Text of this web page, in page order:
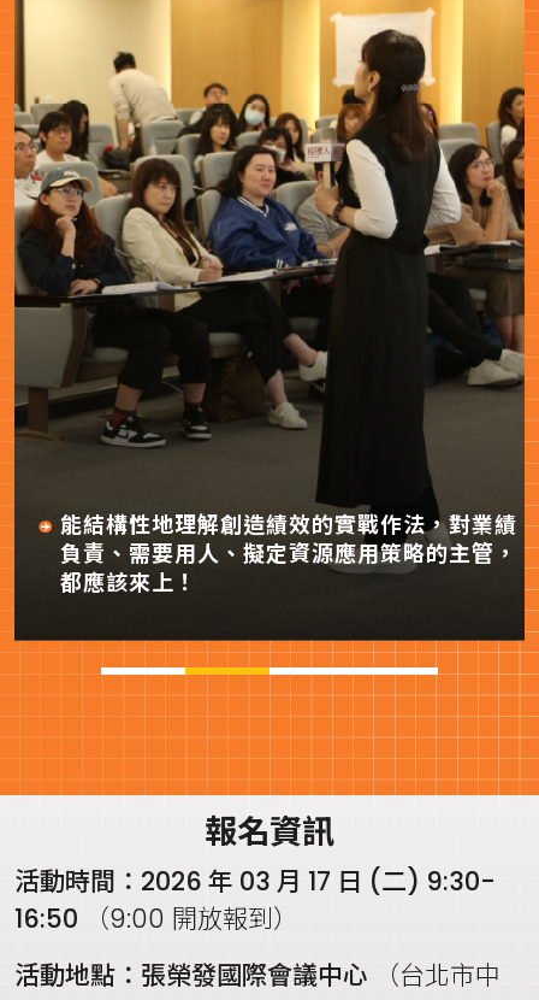
能結構性地理解創造績效的實戰作法，對業績
負責、需要用人、擬定資源應用策略的主管，
都應該來上！
報名資訊
活動時間：2026 年 03 月 17 日 (二) 9:30-
16:50
（9:00 開放報到）
活動地點：張榮發國際會議中心
（台北市中